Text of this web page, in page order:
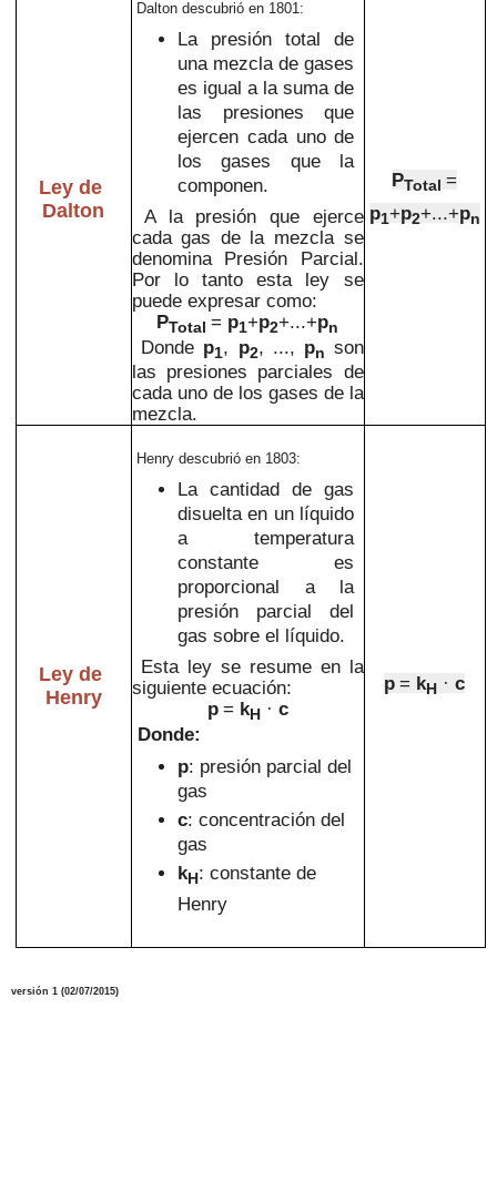
Ley de
Dalton
Dalton descubrió en 1801:
La presión total de
una mezcla de gases
es igual a la suma de
las presiones que
ejercen cada uno de
los gases que la
componen.
A la presión que ejerce
cada gas de la mezcla se
denomina Presión Parcial.
Por lo tanto esta ley se
puede expresar como:
PTotal = p1+p2+...+pn
Donde p1 p2 pn son
las presiones parciales de
cada uno de los gases de la
mezcla.
PTotal =
p1+p2+...+pn
Ley de
Henry
Henry descubrió en 1803:
La cantidad de gas
disuelta en un líquido
a temperatura
constante es
proporcional a la
presión parcial del
gas sobre el líquido.
Esta ley se resume en la
siguiente ecuación:
p = kH· c
Donde:
p: presión parcial del
gas
c: concentración del
gas
kH: constante de
Henry
p = kH ·c
versión 1 (02/07/2015)